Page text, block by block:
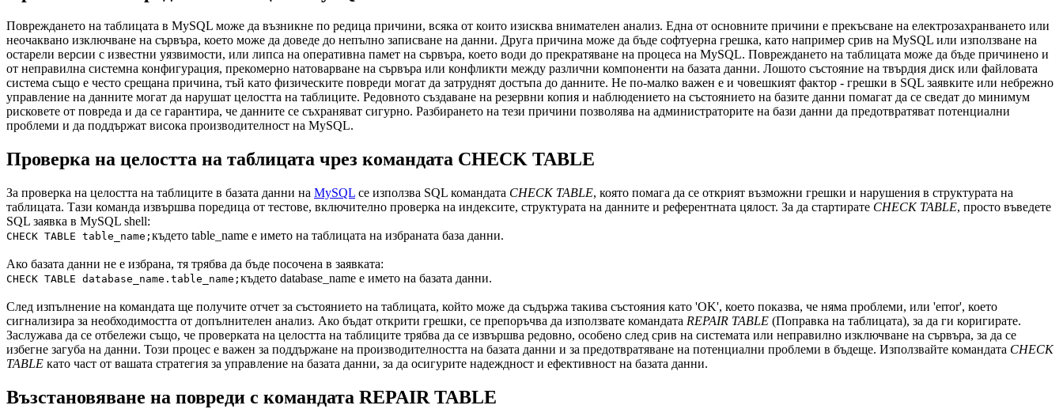
Повреждането на таблицата в MySQL може да възникне по редица причини, всяка от които изисква внимателен анализ. Една от основните причини е прекъсване на електрозахранването или
неочаквано изключване на сървъра, което може да доведе до непълно записване на данни. Друга причина може да бъде софтуерна грешка, като например срив на MySQL или използване на
остарели версии с известни уязвимости, или липса на оперативна памет на сървъра, което води до прекратяване на процеса на MySQL. Повреждането на таблицата може да бъде причинено и
от неправилна системна конфигурация, прекомерно натоварване на сървъра или конфликти между различни компоненти на базата данни. Лошото състояние на твърдия диск или файловата
система също е често срещана причина, тъй като физическите повреди могат да затруднят достъпа до данните. Не по-малко важен е и човешкият фактор - грешки в SQL заявките или небрежно
управление на данните могат да нарушат целостта на таблиците. Редовното създаване на резервни копия и наблюдението на състоянието на базите данни помагат да се сведат до минимум
рисковете от повреда и да се гарантира, че данните се съхраняват сигурно. Разбирането на тези причини позволява на администраторите на бази данни да предотвратяват потенциални
проблеми и да поддържат висока производителност на MySQL.
Проверка на целостта на таблицата чрез командата CHECK TABLE
За проверка на целостта на таблиците в базата данни на MySQL се използва SQL командата CHECK TABLE, която помага да се открият възможни грешки и нарушения в структурата на
таблицата. Тази команда извършва поредица от тестове, включително проверка на индексите, структурата на данните и референтната цялост. За да стартирате CHECK TABLE, просто въведете
SQL заявка в MySQL shell:
CHECK TABLE table_name; където table_name е името на таблицата на избраната база данни.
Ако базата данни не е избрана, тя трябва да бъде посочена в заявката:
CHECK TABLE database_name.table_name; където database_name е името на базата данни.
След изпълнение на командата ще получите отчет за състоянието на таблицата, който може да съдържа такива състояния като 'OK', което показва, че няма проблеми, или 'error', което
сигнализира за необходимостта от допълнителен анализ. Ако бъдат открити грешки, се препоръчва да използвате командата REPAIR TABLE (Поправка на таблицата), за да ги коригирате.
Заслужава да се отбележи също, че проверката на целостта на таблиците трябва да се извършва редовно, особено след срив на системата или неправилно изключване на сървъра, за да се
избегне загуба на данни. Този процес е важен за поддържане на производителността на базата данни и за предотвратяване на потенциални проблеми в бъдеще. Използвайте командата CHECK
TABLE като част от вашата стратегия за управление на базата данни, за да осигурите надеждност и ефективност на базата данни.
Възстановяване на повреди с командата REPAIR TABLE